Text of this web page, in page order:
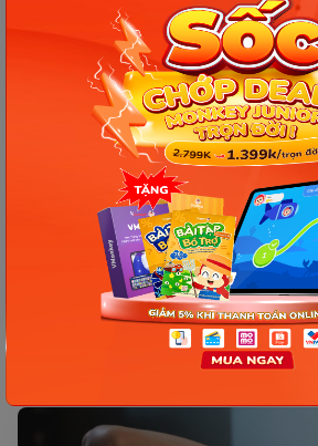
TÂM LÝ SAU SINH
Mẹ bị stress sau sinh mổ - Cảnh
kỳ nguy hiểm
Sau khi sinh, các mẹ phải đối mặt
như sức khỏe yếu, cảm xúc dễ thay
được chăm sóc, nghỉ ngơi và ăn
13/05/2022 32217